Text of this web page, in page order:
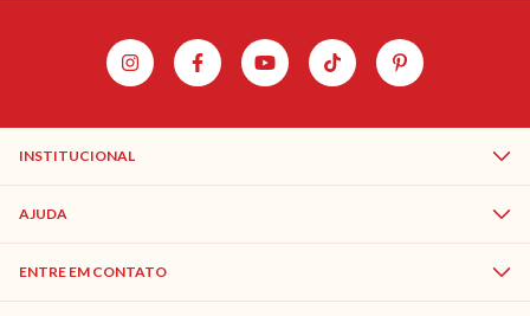
INSTITUCIONAL
AJUDA
ENTRE EM CONTATO